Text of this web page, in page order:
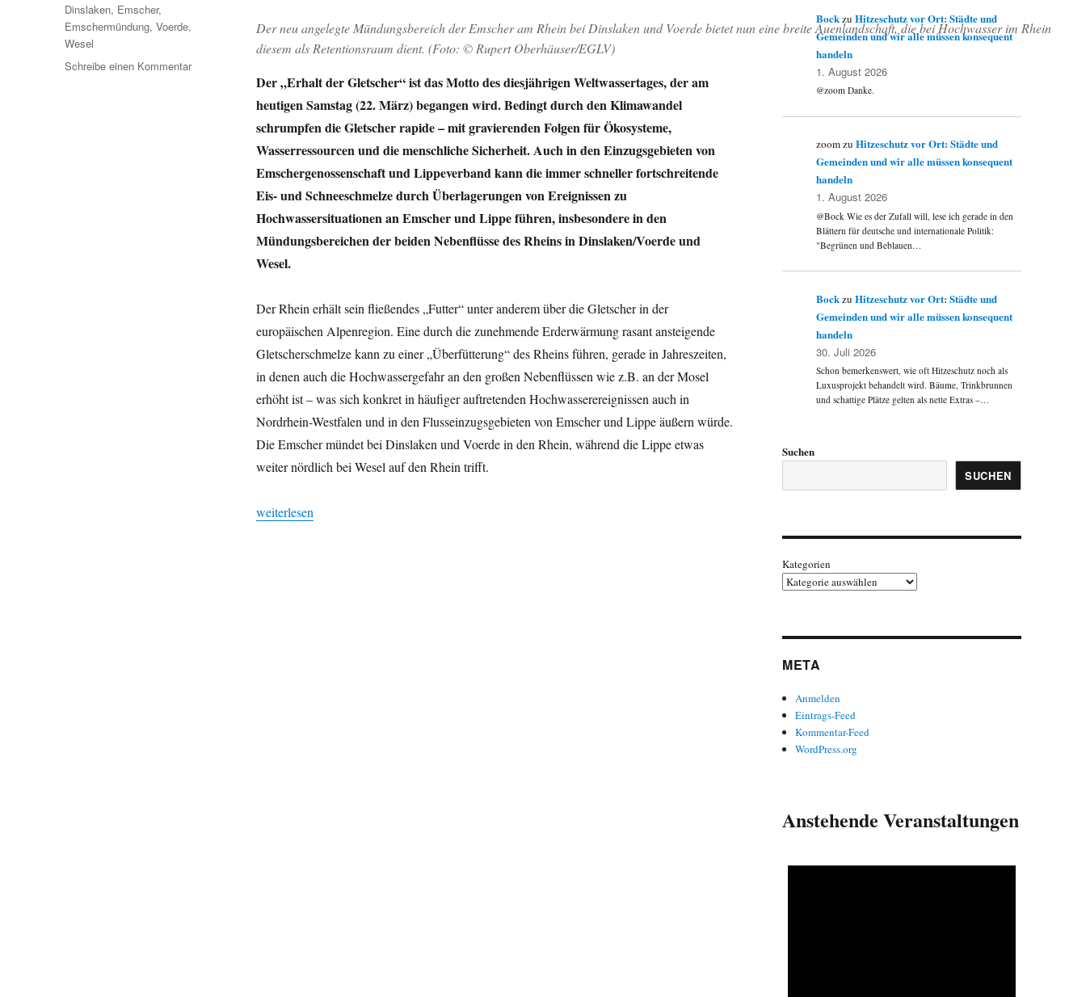
Der neu angelegte Mündungsbereich der Emscher am Rhein bei Dinslaken und Voerde bietet nun eine breite Auenlandschaft, die bei Hochwasser im Rhein
diesem als Retentionsraum dient. (Foto: © Rupert Oberhäuser/EGLV)
Der „Erhalt der Gletscher“ ist das Motto des diesjährigen Weltwassertages, der am
heutigen Samstag (22. März) begangen wird. Bedingt durch den Klimawandel
schrumpfen die Gletscher rapide – mit gravierenden Folgen für Ökosysteme,
Wasserressourcen und die menschliche Sicherheit. Auch in den Einzugsgebieten von
Emschergenossenschaft und Lippeverband kann die immer schneller fortschreitende
Eis- und Schneeschmelze durch Überlagerungen von Ereignissen zu
Hochwassersituationen an Emscher und Lippe führen, insbesondere in den
Mündungsbereichen der beiden Nebenflüsse des Rheins in Dinslaken/Voerde und
Wesel.
Der Rhein erhält sein fließendes „Futter“ unter anderem über die Gletscher in der
europäischen Alpenregion. Eine durch die zunehmende Erderwärmung rasant ansteigende
Gletscherschmelze kann zu einer „Überfütterung“ des Rheins führen, gerade in Jahreszeiten,
in denen auch die Hochwassergefahr an den großen Nebenflüssen wie z.B. an der Mosel
erhöht ist – was sich konkret in häufiger auftretenden Hochwasserereignissen auch in
Nordrhein-Westfalen und in den Flusseinzugsgebieten von Emscher und Lippe äußern würde.
Die Emscher mündet bei Dinslaken und Voerde in den Rhein, während die Lippe etwas
weiter nördlich bei Wesel auf den Rhein trifft.
„Gletscher-Schmelze betrifft auch Emscher und Lippe“
weiterlesen
Schlagwörter
Dinslaken, Emscher,
Emschermündung,Voerde,
Wesel
Schreibe einen Kommentarzu
BockzuHitzeschutz vor Ort: Städte und
Gemeinden und wir alle müssen konsequent
handeln
1. August 2026
@zoom Danke.
zoomzuHitzeschutz vor Ort: Städte und
Gemeinden und wir alle müssen konsequent
handeln
1. August 2026
@Bock Wie es der Zufall will, lese ich gerade in den
Blättern für deutsche und internationale Politik:
"Begrünen und Beblauen…
BockzuHitzeschutz vor Ort: Städte und
Gemeinden und wir alle müssen konsequent
handeln
30. Juli 2026
Schon bemerkenswert, wie oft Hitzeschutz noch als
Luxusprojekt behandelt wird. Bäume, Trinkbrunnen
und schattige Plätze gelten als nette Extras –…
Suchen
SUCHEN
Kategorien
META
Anmelden
Eintrags-Feed
Kommentar-Feed
WordPress.org
Anstehende Veranstaltungen